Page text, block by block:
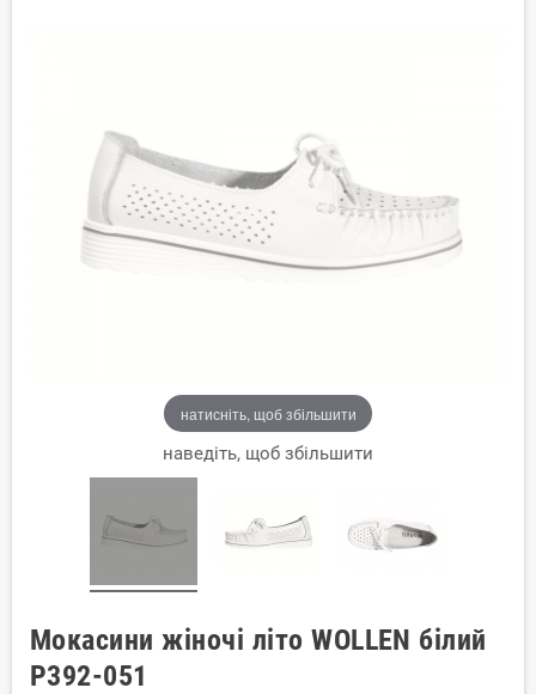
натисніть, щоб збільшити
наведіть, щоб збільшити
Мокасини жіночі літо WOLLEN білий
P392-051